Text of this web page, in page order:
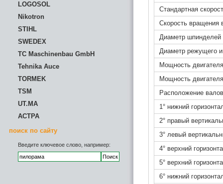
LOGOSOL
Nikotron
STIHL
SWEDEX
TC Maschinenbau GmbH
Tehnika Auce
TORMEK
TSM
UT.MA
АСТРА
поиск по сайту
Введите ключевое слово, например:
Стандартная
Скорость вращения
Диаметр шпинделей
Диаметр режущего
Мощность
Мощность
Расположение
1° нижний
2° правый
3° левый
4° верхний
5° верхний
6° нижний